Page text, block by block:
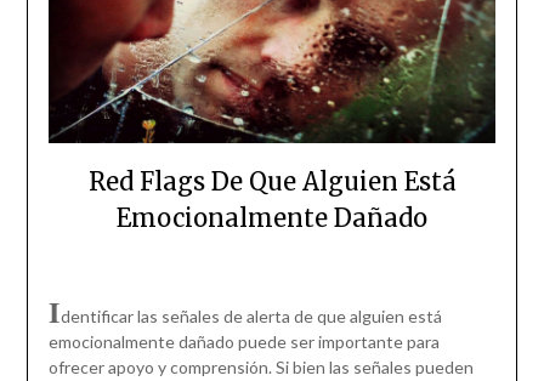
Red Flags De Que Alguien Está
Emocionalmente Dañado
Identificar las señales de alerta de que alguien está
emocionalmente dañado puede ser importante para
ofrecer apoyo y comprensión. Si bien las señales pueden